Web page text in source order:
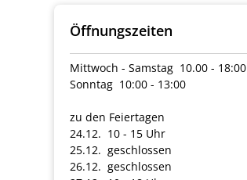
Öffnungszeiten
Mittwoch - Samstag 10.00 - 18:00
Sonntag 10:00 - 13:00
zu den Feiertagen
24.12. 10 - 15 Uhr
25.12. geschlossen
26.12. geschlossen